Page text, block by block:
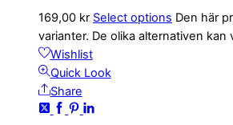
169,00 kr Select options Den här
varianter. De olika alternativen kan
Wishlist
Quick Look
Share